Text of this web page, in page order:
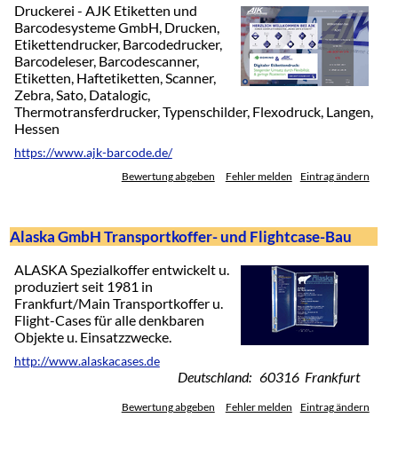
Druckerei - AJK Etiketten und
Barcodesysteme GmbH, Drucken,
Etikettendrucker, Barcodedrucker,
Barcodeleser, Barcodescanner,
Etiketten, Haftetiketten, Scanner,
Zebra, Sato, Datalogic,
Thermotransferdrucker, Typenschilder, Flexodruck, Langen,
Hessen
https://www.ajk-barcode.de/
Bewertung abgeben Fehler melden Eintrag ändern
Alaska GmbH Transportkoffer- und Flightcase-Bau
ALASKA Spezialkoffer entwickelt u.
produziert seit 1981 in
Frankfurt/Main Transportkoffer u.
Flight-Cases für alle denkbaren
Objekte u. Einsatzzwecke.
http://www.alaskacases.de
Deutschland: 60316 Frankfurt
Bewertung abgeben Fehler melden Eintrag ändern